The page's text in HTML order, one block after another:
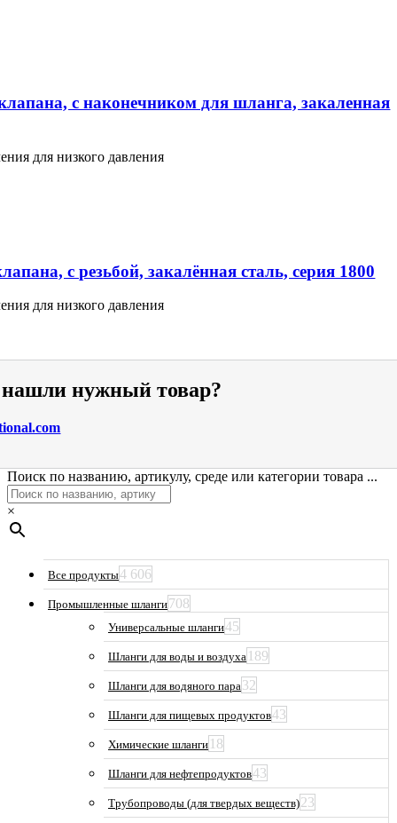
с наконечником для шланга, закаленная
для низкого давления
с резьбой, закалённая сталь, серия 1800
для низкого давления
нужный товар?
Поиск по названию, артикулу, среде или категории товара ...
×
Все продукты4 606
Промышленные шланги708
Универсальные шланги45
Шланги для воды и воздуха 189
Шланги для водяного пара32
Шланги для пищевых продуктов43
Химические шланги 18
Шланги для нефтепродуктов43
Трубопроводы (для твердых веществ)23